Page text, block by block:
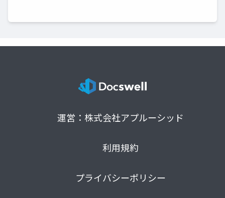
運営：株式会社アプルーシッド
利用規約
プライバシーポリシー